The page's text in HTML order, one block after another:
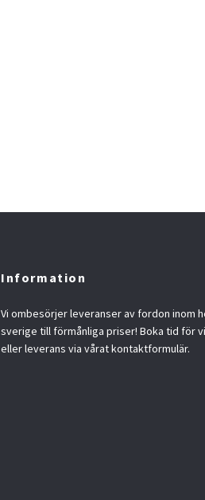
Information
Vi ombesörjer leveranser av fordon inom
sverige till förmånliga priser! Boka tid för
eller leverans via vårat kontaktformulär.